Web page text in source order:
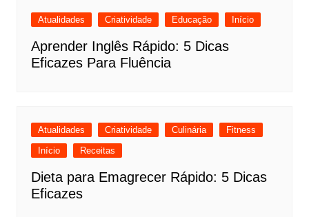
Atualidades Criatividade Educação Início
Aprender Inglês Rápido: 5 Dicas
Eficazes Para Fluência
Atualidades Criatividade Culinária
Fitness
Início
Receitas
Dieta para Emagrecer Rápido: 5 Dicas
Eficazes